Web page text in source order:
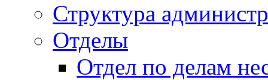
Структура
Отделы
Отдел по делам